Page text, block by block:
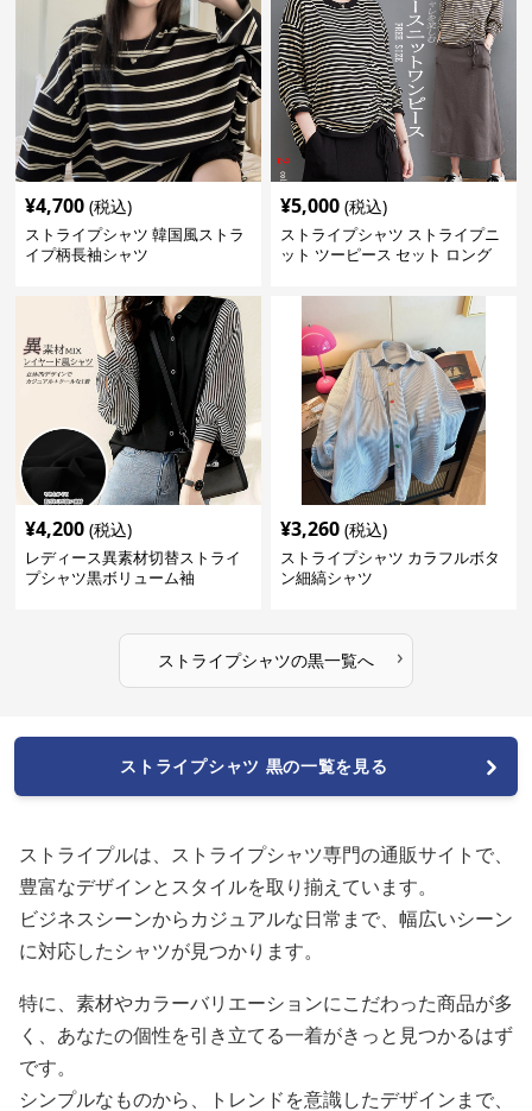
¥4,700 (税込)
ストライプシャツ 韓国風ストラ
イプ柄長袖シャツ
¥5,000 (税込)
ストライプシャツ ストライプニ
ット ツーピース セット ロング
¥4,200 (税込)
レディース異素材切替ストライ
プシャツ黒ボリューム袖
¥3,260 (税込)
ストライプシャツ カラフルボタ
ン細縞シャツ
ストライプシャツの黒一覧へ ›
ストライプシャツ 黒の一覧を見る
ストライプルは、ストライプシャツ専門の通販サイトで、
豊富なデザインとスタイルを取り揃えています。
ビジネスシーンからカジュアルな日常まで、幅広いシーン
に対応したシャツが見つかります。
特に、素材やカラーバリエーションにこだわった商品が多
く、あなたの個性を引き立てる一着がきっと見つかるはず
です。
シンプルなものから、トレンドを意識したデザインまで、